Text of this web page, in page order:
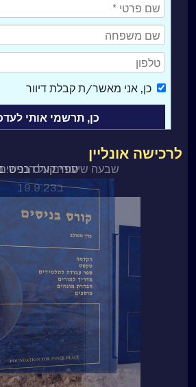
כן, אני מאשר/ת קבלת דיוור
לרכישה אונליין
ספר קורס בניסים